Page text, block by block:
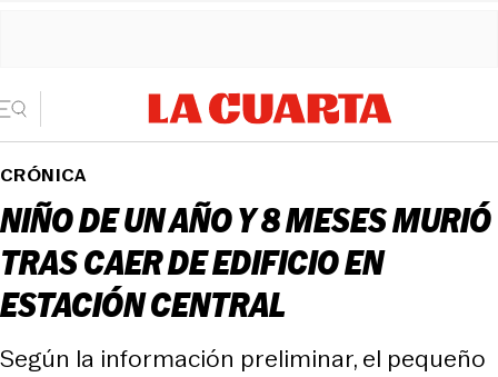
CRÓNICA
NIÑO DE UN AÑO Y 8 MESES MURIÓ
TRAS CAER DE EDIFICIO EN
ESTACIÓN CENTRAL
Según la información preliminar, el pequeño